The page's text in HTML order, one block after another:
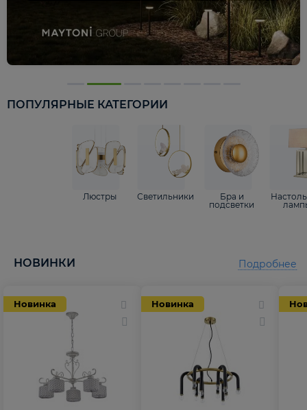
ПОПУЛЯРНЫЕ КАТЕГОРИИ
Люстры Светильники
Бра и
подсветки
НОВИНКИ
Новинка Новинка
Подробнее